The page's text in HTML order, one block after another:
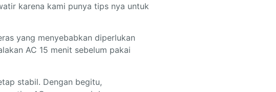
karena kami punya tips nya untuk
yang menyebabkan diperlukan
AC 15 menit sebelum pakai
stabil. Dengan begitu,